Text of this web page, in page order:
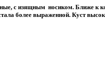
с изящным носиком. Ближе к
более выраженной. Куст